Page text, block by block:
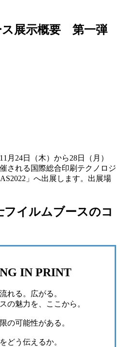
ス展示概要 第一弾
月24日（木）から28日（月）
される国際総合印刷テクノロジ
」へ出展します。出展場
フイルムブースのコ
IN PRINT
れる。広がる。
の魅力を、ここから。
の可能性がある。
どう伝えるか。